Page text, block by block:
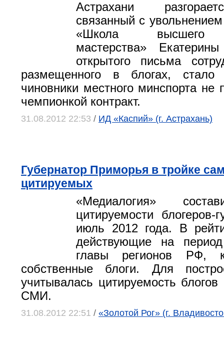
Астрахани
связанный с
«Школа высшего
мастерства»
открытого письма
размещенного в блогах, стало
чиновники местного минспорта не
чемпионкой контракт.
31.08.2012 22:53 / ИД «Каспий» (г. Астрахань)
Губернатор Приморья в тройке
цитируемых
«Медиалогия»
цитируемости блогеров-
июль 2012 года. В
действующие на
главы регионов РФ,
собственные блоги. Для
учитывалась цитируемость блогов
СМИ.
31.08.2012 22:51 / «Золотой Рог» (г.